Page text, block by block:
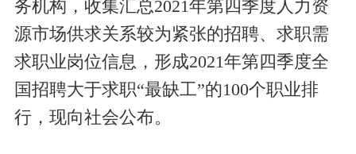
务机构，收集汇总2021年第四季度人力资
源市场供求关系较为紧张的招聘、求职需
求职业岗位信息，形成2021年第四季度全
国招聘大于求职“最缺工”的100个职业排
行，现向社会公布。